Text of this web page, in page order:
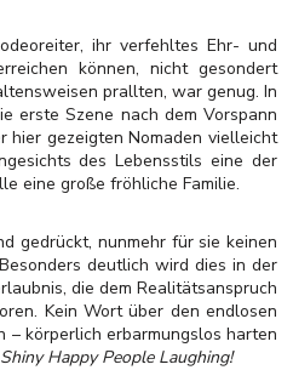
ihr verfehltes Ehr- und
können, nicht gesondert
prallten, war genug. In
erste Szene nach dem Vorspann
hier gezeigten Nomaden vielleicht
des Lebensstils eine der
eine große fröhliche Familie.
gedrückt, nunmehr für sie keinen
deutlich wird dies in der
die dem Realitätsanspruch
Kein Wort über den endlosen
– körperlich erbarmungslos harten
Shiny Happy People Laughing!